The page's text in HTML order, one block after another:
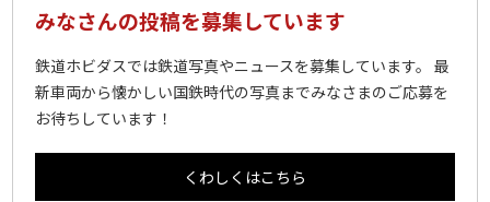
みなさんの投稿を募集しています
鉄道ホビダスでは鉄道写真やニュースを募集しています。 最
新車両から懐かしい国鉄時代の写真までみなさまのご応募を
お待ちしています！
くわしくはこちら